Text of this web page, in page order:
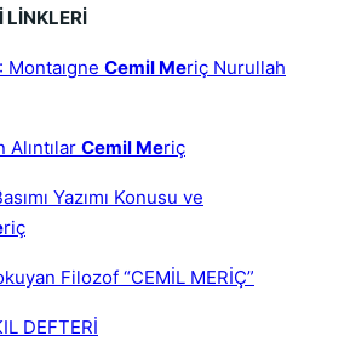
LİNKLERİ
Cemil Meriç Nurullah
Cemil Meriç
Yazımı Konusu ve
riç
Filozof “CEMİL MERİÇ”
DEFTERİ